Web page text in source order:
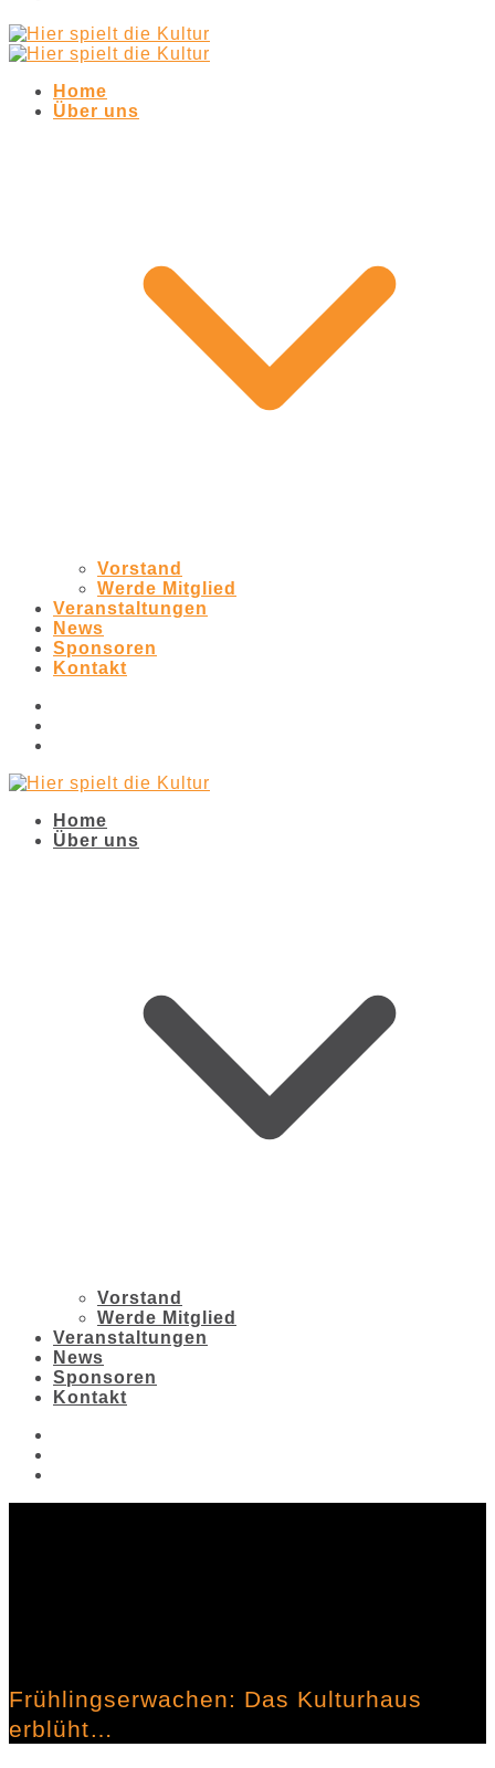
Home
Über uns
Vorstand
Werde Mitglied
Veranstaltungen
News
Sponsoren
Kontakt
Home
Über uns
Vorstand
Werde Mitglied
Veranstaltungen
News
Sponsoren
Kontakt
Frühlingserwachen: Das Kulturhaus
erblüht…